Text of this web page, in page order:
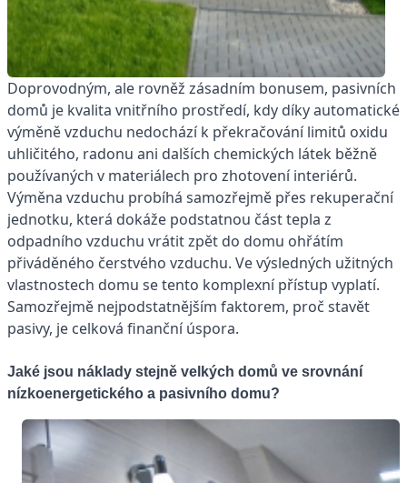
Doprovodným, ale rovněž zásadním bonusem, pasivních
domů je kvalita vnitřního prostředí, kdy díky automatické
výměně vzduchu nedochází k překračování limitů oxidu
uhličitého, radonu ani dalších chemických látek běžně
používaných v materiálech pro zhotovení interiérů.
Výměna vzduchu probíhá samozřejmě přes rekuperační
jednotku, která dokáže podstatnou část tepla z
odpadního vzduchu vrátit zpět do domu ohřátím
přiváděného čerstvého vzduchu. Ve výsledných užitných
vlastnostech domu se tento komplexní přístup vyplatí.
Samozřejmě nejpodstatnějším faktorem, proč stavět
pasivy, je celková finanční úspora.
Jaké jsou náklady stejně velkých domů ve srovnání
nízkoenergetického a pasivního domu?